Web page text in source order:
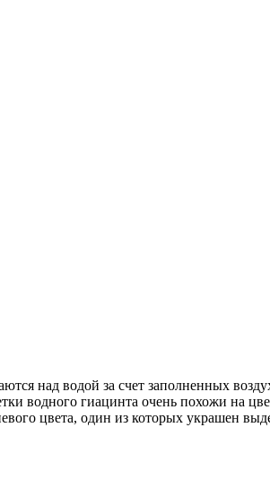
над водой за счет заполненных
водного гиацинта очень похожи на
цвета, один из которых украшен